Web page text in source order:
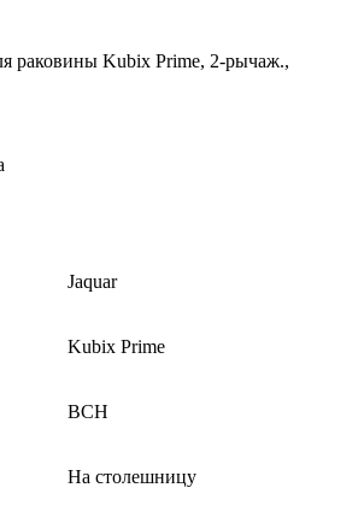
раковины Kubix Prime, 2-рычаж.,
Jaquar
Kubix Prime
BCH
На столешницу